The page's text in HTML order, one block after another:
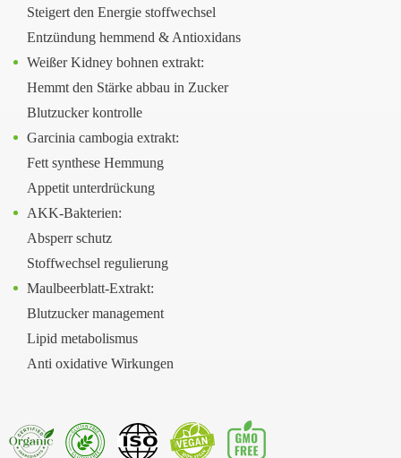
Steigert den Energie stoffwechsel
Entzündung hemmend & Antioxidans
Weißer Kidney bohnen extrakt:
Hemmt den Stärke abbau in Zucker
Blutzucker kontrolle
Garcinia cambogia extrakt:
Fett synthese Hemmung
Appetit unterdrückung
AKK-Bakterien:
Absperr schutz
Stoffwechsel regulierung
Maulbeerblatt-Extrakt:
Blutzucker management
Lipid metabolismus
Anti oxidative Wirkungen